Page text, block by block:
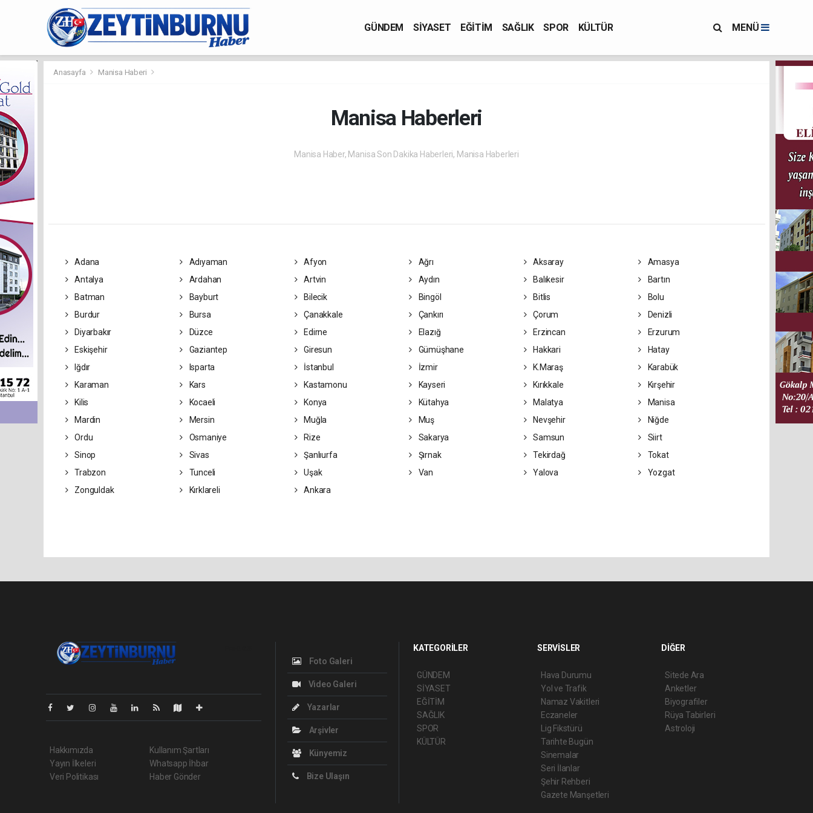
GÜNDEM SİYASET EĞİTİM SAĞLIK SPOR KÜLTÜR MENÜ
Anasayfa Manisa Haberi
Manisa Haberleri
Manisa Haber, Manisa Son Dakika Haberleri, Manisa Haberleri
Adana Adıyaman Afyon Ağrı Aksaray
Amasya
Antalya
Ardahan Artvin Aydın Balıkesir
Bartın
Batman
Bayburt Bilecik Bingöl Bitlis
Bolu
Burdur
Bursa Çanakkale Çankırı Çorum
Denizli
Diyarbakır
Düzce Edirne Elazığ Erzincan
Erzurum
Eskişehir
Gaziantep Giresun Gümüşhane Hakkari
Hatay
Iğdır
Isparta İstanbul İzmir K.Maraş
Karabük
Karaman
Kars Kastamonu Kayseri Kırıkkale
Kırşehir
Kilis
Kocaeli Konya Kütahya Malatya
Manisa
Mardin
Mersin Muğla Muş Nevşehir
Niğde
Ordu
Osmaniye Rize Sakarya Samsun
Siirt
Sinop
Sivas Şanlıurfa Şırnak Tekirdağ
Tokat
Trabzon
Tunceli Uşak Van Yalova
Yozgat
Zonguldak
Kırklareli Ankara
Hakkımızda
Yayın İlkeleri
Veri Politikası
Kullanım Şartları
Whatsapp İhbar
Haber Gönder
Foto Galeri
Video Galeri
Yazarlar
Arşivler
Künyemiz
Bize Ulaşın
KATEGORİLER
GÜNDEM
SİYASET
EĞİTİM
SAĞLIK
SPOR
KÜLTÜR
SERVİSLER
Hava Durumu
Yol ve Trafik
Namaz Vakitleri
Eczaneler
Lig Fikstürü
Tarihte Bugün
Sinemalar
Seri İlanlar
Şehir Rehberi
Gazete Manşetleri
DİĞER
Sitede Ara
Anketler
Biyografiler
Rüya Tabirleri
Astroloji